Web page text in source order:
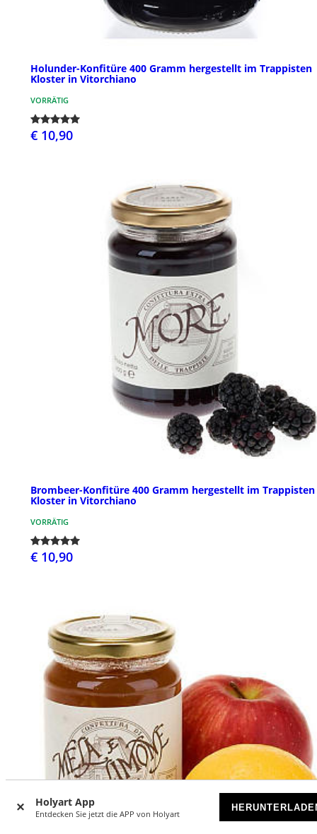
Holyart App
Entdecken Sie jetzt die APP von Holyart
Holunder-Konfitüre 400 Gramm hergestellt im Trappisten
Kloster in Vitorchiano
VORRÄTIG
€ 10,90
Brombeer-Konfitüre 400 Gramm hergestellt im Trappisten
Kloster in Vitorchiano
VORRÄTIG
€ 10,90